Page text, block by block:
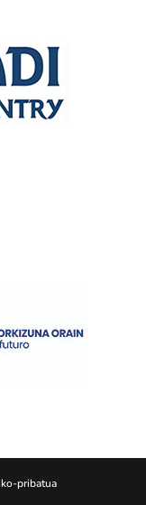
pribatua